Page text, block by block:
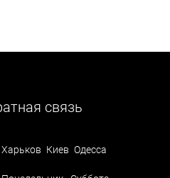
связь
Харьков Киев Одесса